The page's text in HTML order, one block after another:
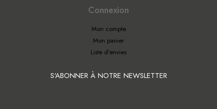
Connexion
Mon compte
Mon panier
Liste d'envies
S'ABONNER À NOTRE NEWSLETTER